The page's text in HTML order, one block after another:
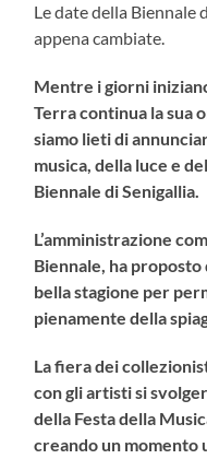
Le date della Biennale
appena cambiate.
Mentre i giorni
Terra continua la sua
siamo lieti di
musica, della luce e
Biennale di Senigallia.
L’amministrazione
Biennale, ha
bella stagione per
pienamente della
La fiera dei
con gli artisti si
della Festa della
creando un momento